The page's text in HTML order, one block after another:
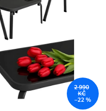
2 990
KČ
–22 %